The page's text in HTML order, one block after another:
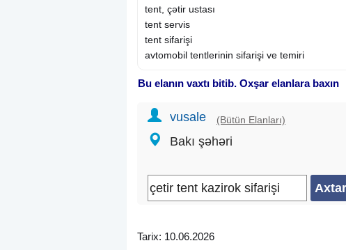
tent, çətir ustası
tent servis
tent sifarişi
avtomobil tentlerinin sifarişi ve temiri
Bu elanın vaxtı bitib. Oxşar elanlara baxın
vusale (Bütün Elanları)
Bakı şəhəri
Tarix: 10.06.2026